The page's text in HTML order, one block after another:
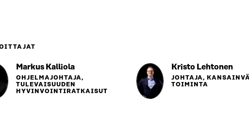
Markus Kalliola
OHJELMAJOHTAJA,
TULEVAISUUDEN
HYVINVOINTIRATKAISUT
Kristo Lehtonen
JOHTAJA,
TOIMINTA